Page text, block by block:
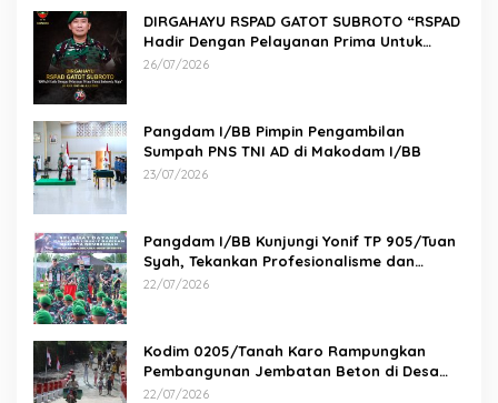
DIRGAHAYU RSPAD GATOT SUBROTO “RSPAD
Hadir Dengan Pelayanan Prima Untuk
Indonesia Maju” 26 JULI 1950 – 26 JULI 2026
26/07/2026
Pangdam I/BB Pimpin Pengambilan
Sumpah PNS TNI AD di Makodam I/BB
23/07/2026
Pangdam I/BB Kunjungi Yonif TP 905/Tuan
Syah, Tekankan Profesionalisme dan
Kesiapan Prajurit
22/07/2026
Kodim 0205/Tanah Karo Rampungkan
Pembangunan Jembatan Beton di Desa
Pernantin
22/07/2026